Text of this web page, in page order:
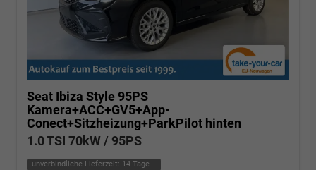
Seat Ibiza Style 95PS
Kamera+ACC+GV5+App-
Conect+Sitzheizung+ParkPilot hinten
1.0 TSI 70kW / 95PS
unverbindliche Lieferzeit: 14 Tage